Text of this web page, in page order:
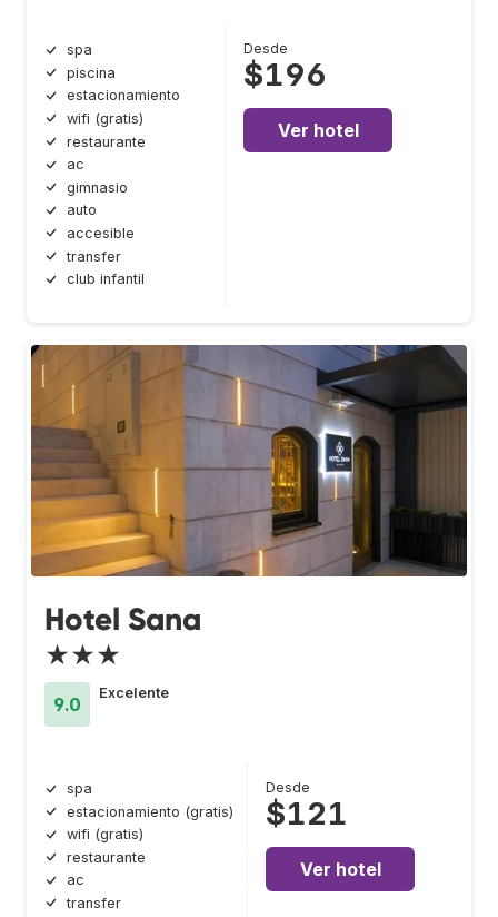
spa
piscina
estacionamiento
wifi (gratis)
restaurante
ac
gimnasio
auto
accesible
transfer
club infantil
Desde
$196
Ver hotel
Hotel Sana
★★★
9.0
Excelente
spa
estacionamiento (gratis)
wifi (gratis)
restaurante
ac
transfer
Desde
$121
Ver hotel